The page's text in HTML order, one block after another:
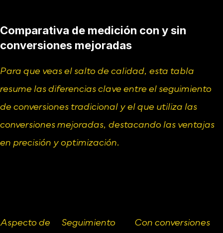
Comparativa de medición con y sin
conversiones mejoradas
Para que veas el salto de calidad, esta tabla
resume las diferencias clave entre el seguimiento
de conversiones tradicional y el que utiliza las
conversiones mejoradas, destacando las ventajas
en precisión y optimización.
Aspecto de
Seguimiento
Con conversiones